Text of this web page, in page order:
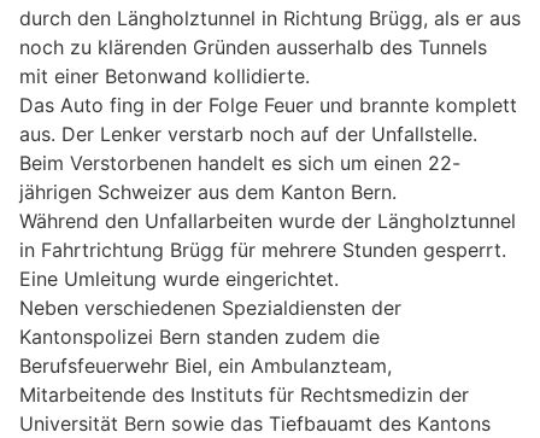
durch den Längholztunnel in Richtung Brügg, als er aus
noch zu klärenden Gründen ausserhalb des Tunnels
mit einer Betonwand kollidierte.
Das Auto fing in der Folge Feuer und brannte komplett
aus. Der Lenker verstarb noch auf der Unfallstelle.
Beim Verstorbenen handelt es sich um einen 22-
jährigen Schweizer aus dem Kanton Bern.
Während den Unfallarbeiten wurde der Längholztunnel
in Fahrtrichtung Brügg für mehrere Stunden gesperrt.
Eine Umleitung wurde eingerichtet.
Neben verschiedenen Spezialdiensten der
Kantonspolizei Bern standen zudem die
Berufsfeuerwehr Biel, ein Ambulanzteam,
Mitarbeitende des Instituts für Rechtsmedizin der
Universität Bern sowie das Tiefbauamt des Kantons